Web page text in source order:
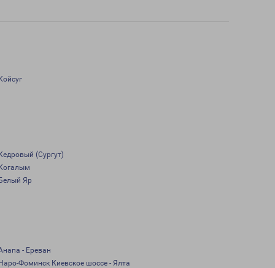
(Сургут)
Яр
- Ереван
Фоминск Киевское шоссе - Ялта